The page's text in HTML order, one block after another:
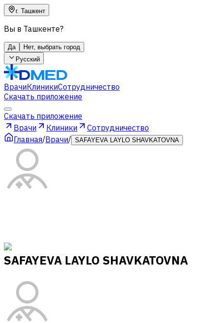
г. Ташкент
Вы в Ташкенте?
Да
Нет, выбрать город
Русский
ВрачиКлиникиСотрудничество
Скачать приложение
Скачать приложение
Врачи
Клиники
Сотрудничество
Главная/Врачи/ SAFAYEVA LAYLO SHAVKATOVNA
SAFAYEVA LAYLO SHAVKATOVNA